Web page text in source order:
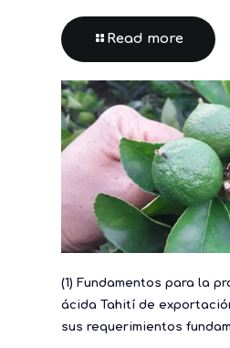
Read more
(1) Fundamentos para la
ácida Tahití de
sus requerimientos